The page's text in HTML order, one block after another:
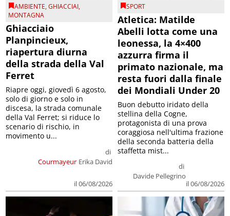
AMBIENTE,GHIACCIAI,
MONTAGNA
Ghiacciaio
Planpincieux,
riapertura diurna
della strada della Val
Ferret
Courmayeur
di
Erika David
il 06/08/2026
Riapre oggi, giovedì 6 agosto,
solo di giorno e solo in
discesa, la strada comunale
della Val Ferret; si riduce lo
scenario di rischio, in
movimento u...
SPORT
Atletica: Matilde
Abelli lotta come una
leonessa, la 4×400
azzurra firma il
primato nazionale, ma
resta fuori dalla finale
dei Mondiali Under 20
di
Davide Pellegrino
il 06/08/2026
Buon debutto iridato della
stellina della Cogne,
protagonista di una prova
coraggiosa nell'ultima frazione
della seconda batteria della
staffetta mist...